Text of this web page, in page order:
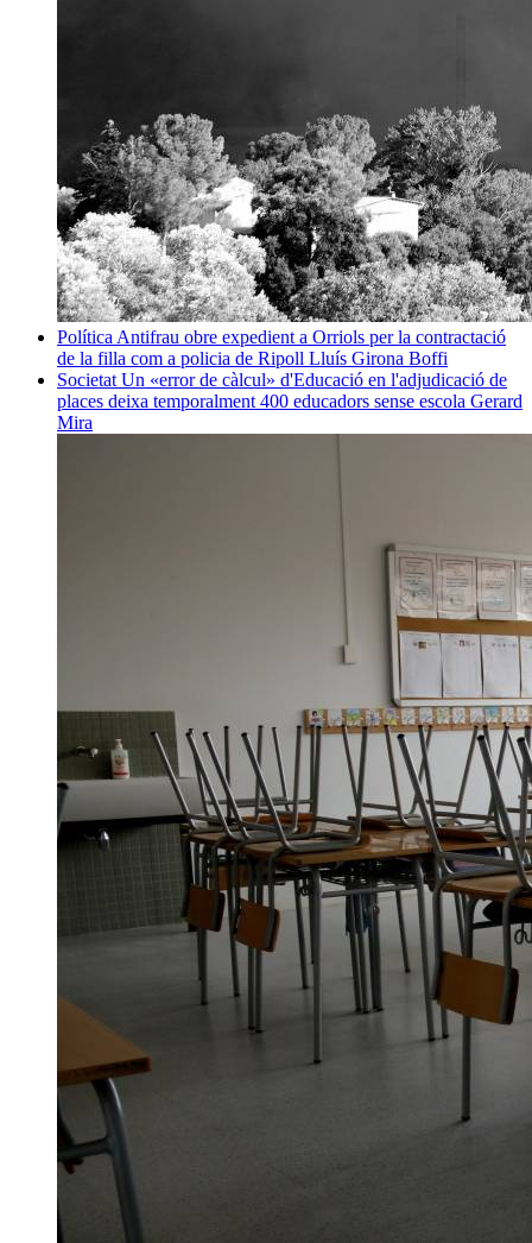
Política Antifrau obre expedient a Orriols per la contractació
de la filla com a policia de Ripoll Lluís Girona Boffi
Societat Un «error de càlcul» d'Educació en l'adjudicació de
places deixa temporalment 400 educadors sense escola Gerard
Mira